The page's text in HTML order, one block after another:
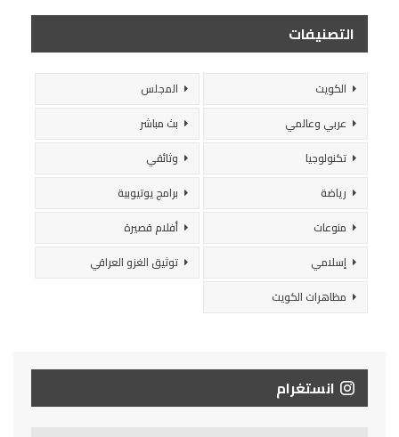
التصنيفات
الكويت
المجلس
عربي وعالمي
بث مباشر
تكنولوجيا
وثائقي
رياضة
برامج يوتيوبية
منوعات
أفلام قصيرة
إسلامي
توثيق الغزو العراقي
مظاهرات الكويت
انستغرام